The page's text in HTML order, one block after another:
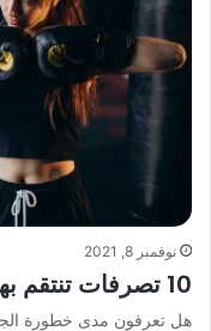
نوفمبر 8, 2021
10 تصرفات تنتقم بها المرأة من الرجل
هل تعرفون مدى خطورة